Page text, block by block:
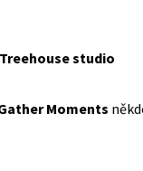
studio
Moments